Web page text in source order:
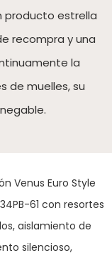
producto estrella
recompra y una
la
de muelles, su